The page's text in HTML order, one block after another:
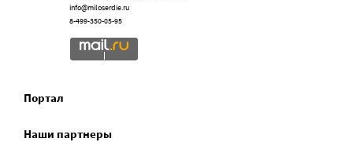
info@miloserdie.ru
8-499-350-05-95
Портал
Наши партнеры